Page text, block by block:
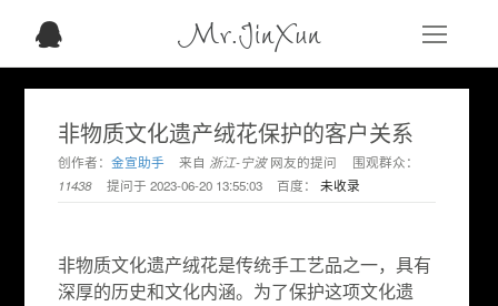
Mr.JinXun
非物质文化遗产绒花保护的客户关系
创作者：金宣助手 来自 浙江-宁波网友的提问
围观群众：
11438
提问于2023-06-20 13:55:03 百度：未收录
非物质文化遗产绒花是传统手工艺品之一，具有
深厚的历史和文化内涵。为了保护这项文化遗